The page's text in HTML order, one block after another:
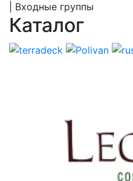
Входные группы
Каталог